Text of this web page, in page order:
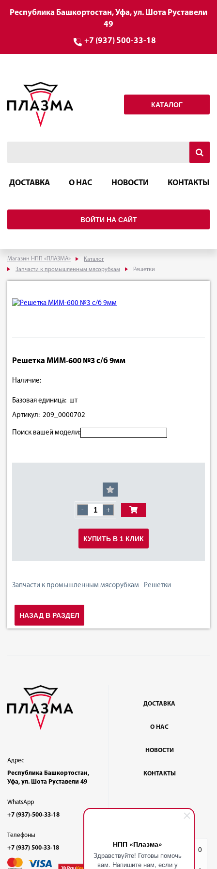
НПП «Плазма»
Здравствуйте! Готовы помочь
вам. Напишите нам, если у
0
Республика Башкортостан, Уфа, ул. Шота Руставели
49
+7 (937) 500-33-18
КАТАЛОГ
ДОСТАВКА О НАС НОВОСТИ КОНТАКТЫ
ВОЙТИ НА САЙТ
Магазин НПП «ПЛАЗМА»
Каталог
Запчасти к промышленным мясорубкам
Решетки
Решетка МИМ-600 №3 с/б 9мм
Наличие:
Базовая единица: шт
Артикул: 209_0000702
Поиск вашей модели:
- +
КУПИТЬ В 1 КЛИК
Запчасти к промышленным мясорубкам Решетки
НАЗАД В РАЗДЕЛ
Адрес
Республика Башкортостан,
Уфа, ул. Шота Руставели 49
WhatsApp
+7 (937)-500-33-18
Телефоны
+7 (937) 500-33-18
ДОСТАВКА
О НАС
НОВОСТИ
КОНТАКТЫ